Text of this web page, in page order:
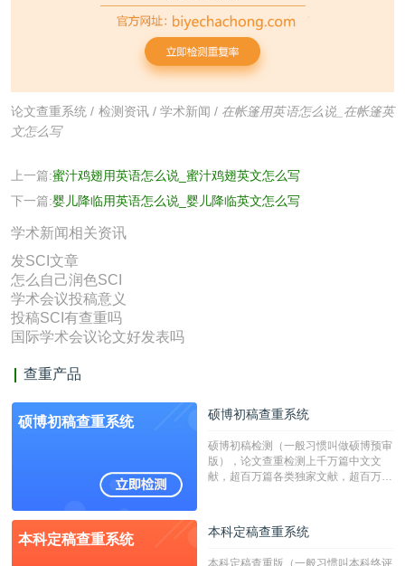
论文查重系统 / 检测资讯/ 学术新闻 / 在帐篷用英语怎么说_在帐篷英
文怎么写
上一篇:蜜汁鸡翅用英语怎么说_蜜汁鸡翅英文怎么写
下一篇:婴儿降临用英语怎么说_婴儿降临英文怎么写
学术新闻相关资讯
发SCI文章
怎么自己润色SCI
学术会议投稿意义
投稿SCI有查重吗
国际学术会议论文好发表吗
查重产品
硕博初稿查重系统 硕博初稿查重系统
硕博初稿检测（一般习惯叫做硕博预审
版），论文查重检测上千万篇中文文
献，超百万篇各类独家文献，超百万港
校用来检测硕博论文的系统，检测范围
广，数据来源真实，检测算法合理!本
本科定稿查重系统 本科定稿查重系统
本科定稿查重版（一般习惯叫本科终评